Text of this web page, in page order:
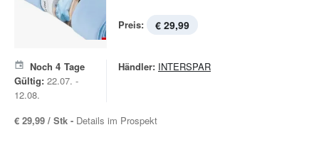
Preis: € 29,99
Noch 4 Tage
Gültig: 22.07. -
12.08.
Händler: INTERSPAR
€ 29,99 / Stk - Details im Prospekt